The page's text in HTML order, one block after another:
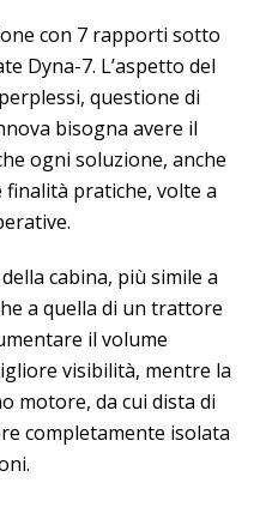
con 7 rapporti sotto
Dyna-7. L’aspetto del
questione di
bisogna avere il
ogni soluzione, anche
pratiche, volte a
cabina, più simile a
a quella di un trattore
il volume
visibilità, mentre la
motore, da cui dista di
completamente isolata